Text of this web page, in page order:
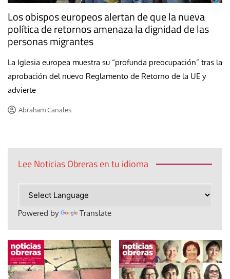
Los obispos europeos alertan de que la nueva
política de retornos amenaza la dignidad de las
personas migrantes
La Iglesia europea muestra su “profunda preocupación” tras la
aprobación del nuevo Reglamento de Retorno de la UE y
advierte
Abraham Canales
Lee Noticias Obreras en tu idioma
Powered by Translate